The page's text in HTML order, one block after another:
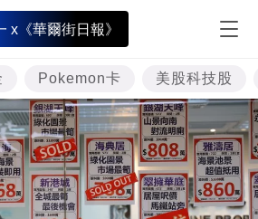
x《華爾街日報》
Pokemon卡 美股科技股